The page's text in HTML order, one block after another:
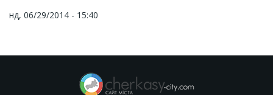
нд, 06/29/2014 - 15:40